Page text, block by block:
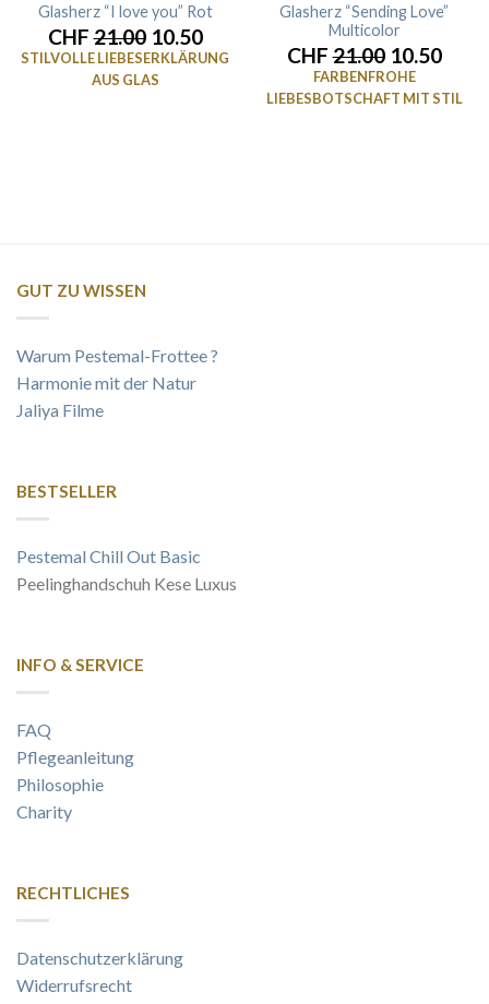
Glasherz “I love you” Rot
CHF21.0010.50
STILVOLLE LIEBESERKLÄRUNG
AUS GLAS
Glasherz “Sending Love”
Multicolor
CHF21.0010.50
FARBENFROHE
LIEBESBOTSCHAFT MIT STIL
GUT ZU WISSEN
Warum Pestemal-Frottee ?
Harmonie mit der Natur
Jaliya Filme
BESTSELLER
Pestemal Chill Out Basic
Peelinghandschuh Kese Luxus
INFO & SERVICE
FAQ
Pflegeanleitung
Philosophie
Charity
RECHTLICHES
Datenschutzerklärung
Widerrufsrecht